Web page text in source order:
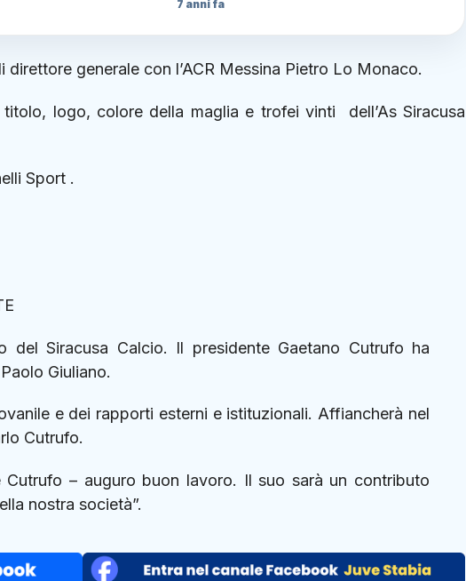
7 anni fa
direttore generale con l’ACR Messina Pietro Lo Monaco.
titolo, logo, colore della maglia e trofei vinti dell’As Siracusa
Sport .
del Siracusa Calcio. Il presidente Gaetano Cutrufo ha
Giuliano.
e dei rapporti esterni e istituzionali. Affiancherà nel
Cutrufo.
Cutrufo – auguro buon lavoro. Il suo sarà un contributo
nostra società”.